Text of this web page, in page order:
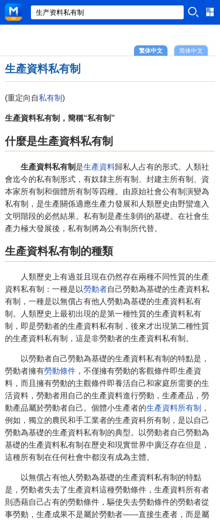
简体中文
繁体中文
生產資料私有制
(重定向自私有制 )
生產資料私有制，簡稱“私有制”
什麼是生產資料私有制
生產資料私有制 是生產資料歸私人占有的形式。人類社
會迄今的私有制形式，有奴隸主所有制、封建主所有制、資
本家所有制和個體所有制等四種。由原始社會公有制演變為
私有制，是生產關係適應生產力發展和人類歷史由野蠻進入
文明階段的必然結果。私有制是產生剝削的基礎。在社會生
產力極大發展後，私有制將為公有制所代替。
生產資料私有制的種類
人類歷史上有過並且現在仍然存在兩種不同性質的生產
資料私有制：一種是以勞動者自己勞動為基礎的生產資料私
有制，一種是以無償占有他人勞動為基礎的生產資料私有
制。人類歷史上最初出現的是第一種性質的生產資料私有
制，即是勞動者的生產資料私有制，後來才出現第二種性質
的生產資料私有制，這是非勞動者的生產資料私有制。
以勞動者自己勞動為基礎的生產資料私有制的特點是，
勞動者擁有勞動條件 ，不僅擁有勞動的客觀條件即生產資
料，而且擁有勞動的主觀條件即養活自己和家庭所需要的生
活資料，勞動者用自己的生產資料進行勞動，生產產品，勞
動產品屬於勞動者自己。個體小生產者的生產資料所有制
，
例如，獨立的農民和手工業者的生產資科所有制，是以自己
勞動為基礎的生產資料私有制的典型。以勞動者自己勞動為
基礎的生產資料私有制在歷史和現實世界中廣泛存在但是，
這種所有制在任何杜會中都沒有成為主體。
以無償占有他人勞動為基礎的生產資料私有制的特點
是，勞動者失去了生產資料這種勞動條件，生產資料所有者
則憑藉自己占有的勞動條件，驅使失去勞動條件的勞動者從
事勞動，生產成果不是屬於勞動者——直接生產者，而是屬